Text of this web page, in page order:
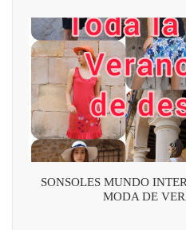
SONSOLES MUNDO
MODA DE